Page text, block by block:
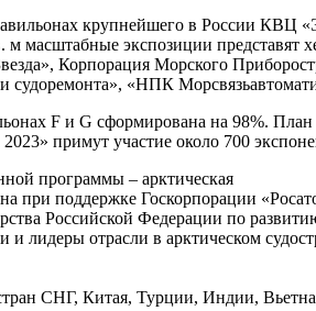
крупнейшего в России
масштабные экспозиции
Корпорация Морского
и судоремонта», «НПК
F и G сформирована на 98%.
примут участие около 700
программы – арктическая
при поддержке Госкорпорации
Российской Федерации по
лидеры отрасли в арктическом
СНГ, Китая, Турции, Индии,